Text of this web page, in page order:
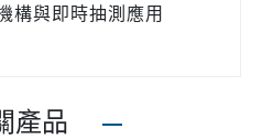
構與即時抽測應用
產品